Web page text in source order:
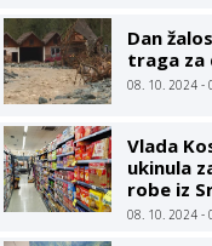
Dan
traga za
08. 10. 2024 -
Vlada
ukinula
robe iz
08. 10. 2024 -